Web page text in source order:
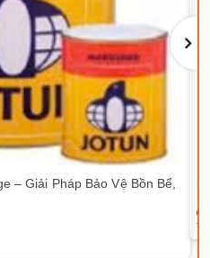
– Giải Pháp Bảo Vệ Bồn Bể,